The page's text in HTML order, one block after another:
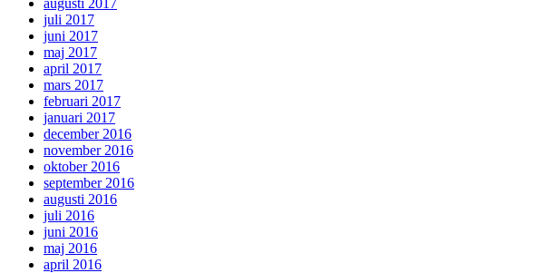
augusti 2017
juli 2017
juni 2017
maj 2017
april 2017
mars 2017
februari 2017
januari 2017
december 2016
november 2016
oktober 2016
september 2016
augusti 2016
juli 2016
juni 2016
maj 2016
april 2016